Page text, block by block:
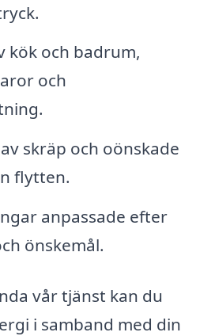
kök och badrum,
och
skräp och oönskade
flytten.
anpassade efter
önskemål.
vår tjänst kan du
i samband med din